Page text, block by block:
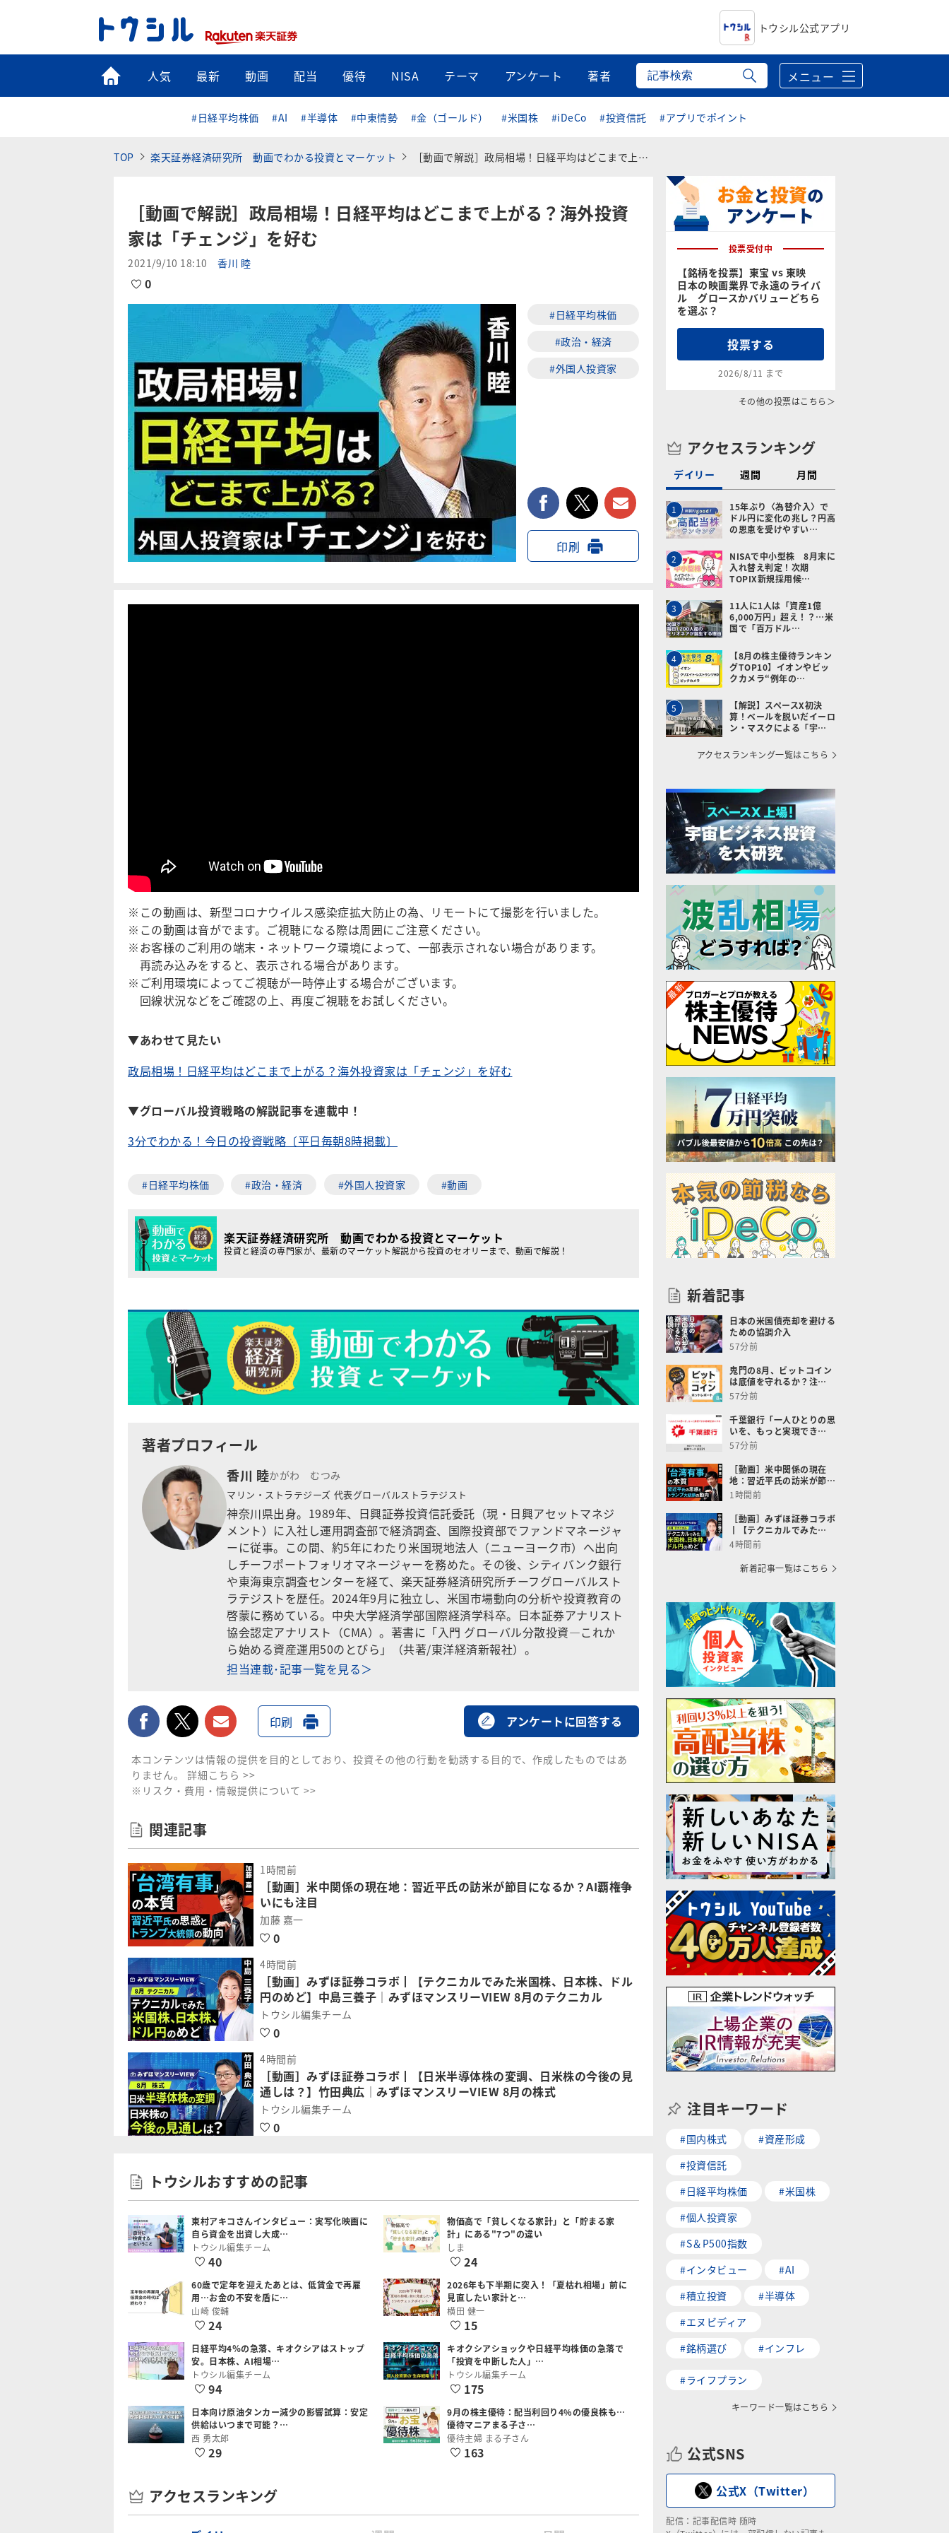
トウシル公式アプリ
トップ
人気 最新 動画 配当 優待 NISA テーマ アンケート 著者 メニュー
#日経平均株価 #AI #半導体 #中東情勢 #金（ゴールド） #米国株 #iDeCo #投資信託 #アプリでポイント
TOP 楽天証券経済研究所 動画でわかる投資とマーケット ［動画で解説］政局相場！日経平均はどこまで上がる？海外投資家は「チェンジ」を好む
［動画で解説］政局相場！日経平均はどこまで上がる？海外投資
家は「チェンジ」を好む
2021/9/10 18:10 香川 睦
0
#日経平均株価
#政治・経済
#外国人投資家
facebooktwitter メールで送る
印刷
※この動画は、新型コロナウイルス感染症拡大防止の為、リモートにて撮影を行いました。
※この動画は音がでます。ご視聴になる際は周囲にご注意ください。
※お客様のご利用の端末・ネットワーク環境によって、一部表示されない場合があります。
再読み込みをすると、表示される場合があります。
※ご利用環境によってご視聴が一時停止する場合がございます。
回線状況などをご確認の上、再度ご視聴をお試しください。
▼あわせて見たい
政局相場！日経平均はどこまで上がる？海外投資家は「チェンジ」を好む
▼グローバル投資戦略の解説記事を連載中！
3分でわかる！今日の投資戦略〔平日毎朝8時掲載〕
#日経平均株価 #政治・経済 #外国人投資家 #動画
楽天証券経済研究所 動画でわかる投資とマーケット
投資と経済の専門家が、最新のマーケット解説から投資のセオリーまで、動画で解説！
著者プロフィール
香川 睦かがわ むつみ
マリン・ストラテジーズ 代表グローバルストラテジスト
神奈川県出身。1989年、日興証券投資信託委託（現・日興アセットマネジ
メント）に入社し運用調査部で経済調査、国際投資部でファンドマネージャ
ーに従事。この間、約5年にわたり米国現地法人（ニューヨーク市）へ出向
しチーフポートフォリオマネージャーを務めた。その後、シティバンク銀行
や東海東京調査センターを経て、楽天証券経済研究所チーフグローバルスト
ラテジストを歴任。2024年9月に独立し、米国市場動向の分析や投資教育の
啓蒙に務めている。中央大学経済学部国際経済学科卒。日本証券アナリスト
協会認定アナリスト（CMA）。著書に「入門 グローバル分散投資―これか
ら始める資産運用50のとびら」（共著/東洋経済新報社）。
担当連載･記事一覧を見る＞
facebooktwitter メールで送る
印刷 アンケートに回答する
本コンテンツは情報の提供を目的としており、投資その他の行動を勧誘する目的で、作成したものではあ
りません。 詳細こちら >>
※リスク・費用・情報提供について >>
関連記事
1時間前
［動画］米中関係の現在地：習近平氏の訪米が節目になるか？AI覇権争
いにも注目
加藤 嘉一
0
4時間前
［動画］みずほ証券コラボ┃【テクニカルでみた米国株、日本株、ドル
円のめど】中島三養子│みずほマンスリーVIEW 8月のテクニカル
トウシル編集チーム
0
4時間前
［動画］みずほ証券コラボ┃【日米半導体株の変調、日米株の今後の見
通しは？】竹田典広│みずほマンスリーVIEW 8月の株式
トウシル編集チーム
0
トウシルおすすめの記事
東村アキコさんインタビュー：実写化映画に
自ら資金を出資し大成…
トウシル編集チーム
40
物価高で「貧しくなる家計」と「貯まる家
計」にある"7つ"の違い
しま
24
60歳で定年を迎えたあとは、低賃金で再雇
用…お金の不安を盾に…
山崎 俊輔
24
2026年も下半期に突入！「夏枯れ相場」前に
見直したい家計と…
横田 健一
15
日経平均4％の急落、キオクシアはストップ
安。日本株、AI相場…
トウシル編集チーム
94
キオクシアショックや日経平均株価の急落で
「投資を中断した人」…
トウシル編集チーム
175
日本向け原油タンカー減少の影響試算：安定
供給はいつまで可能？…
西 勇太郎
29
9月の株主優待：配当利回り4%の優良株も…
優待マニアまる子さ…
優待主婦 まる子さん
163
アクセスランキング
投票受付中
【銘柄を投票】東宝 vs 東映
日本の映画業界で永遠のライバ
ル グロースかバリューどちら
を選ぶ？
投票する
2026/8/11 まで
その他の投票はこちら＞
アクセスランキング
デイリー 週間 月間
1
15年ぶり〈為替介入〉で
ドル円に変化の兆し？円高
の恩恵を受けやすい…
2
NISAで中小型株 8月末に
入れ替え判定！次期
TOPIX新規採用候…
3
11人に1人は「資産1億
6,000万円」超え！？…米
国で「百万ドル…
4
【8月の株主優待ランキン
グTOP10】イオンやビッ
クカメラ“例年の…
5
【解説】スペースX初決
算！ベールを脱いだイーロ
ン・マスクによる「宇…
アクセスランキング一覧はこちら
新着記事
日本の米国債売却を避ける
ための協調介入
57分前
鬼門の8月、ビットコイン
は底値を守れるか？注…
57分前
千葉銀行「一人ひとりの思
いを、もっと実現でき…
57分前
［動画］米中関係の現在
地：習近平氏の訪米が節…
1時間前
［動画］みずほ証券コラボ
┃【テクニカルでみた…
4時間前
新着記事一覧はこちら
注目キーワード
#国内株式
#資産形成
#投資信託
#日経平均株価
#米国株
#個人投資家
#S＆P500指数
#インタビュー
#AI
#積立投資
#半導体
#エヌビディア
#銘柄選び
#インフレ
#ライフプラン
キーワード一覧はこちら
公式SNS
公式X（Twitter）
配信：記事配信時 随時